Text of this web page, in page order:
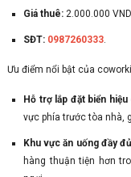
Giá thuê:2.000.000
SĐT: 0987260333.
Ưu điểm nổi bật của
Hỗ trợ lắp đặt biển
vực phía trước tòa nhà,
Khu vực ăn uống đầy
hàng thuận tiện hơn